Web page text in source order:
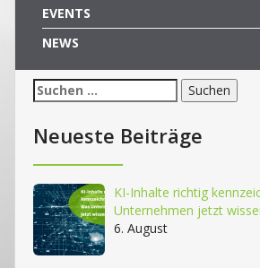
EVENTS
NEWS
Suchen
nach:
Neueste Beiträge
KI-Inhalte richtig
Unternehmen jetzt
6. August